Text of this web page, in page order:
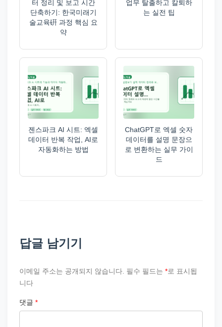
터 정리 및 보고 시간
단축하기: 한국미래기
술교육硏 과정 핵심 요
약
업무 탈출하고 칼퇴하
는 실전 팁
젠스파크 AI 시트: 엑셀
데이터 반복 작업, AI로
자동화하는 방법
ChatGPT로 엑셀 숫자
데이터를 설명 문장으
로 변환하는 실무 가이
드
답글 남기기
이메일 주소는 공개되지 않습니다. 필수 필드는 *로 표시됩
니다
댓글 *